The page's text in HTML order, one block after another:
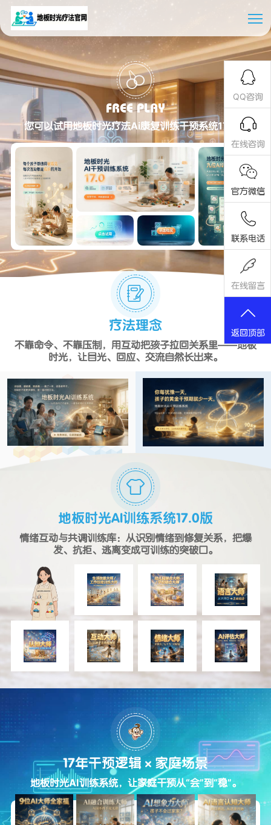
FREE PLAY
您可以试用地板时光疗法Ai康复训练干预系统17.0版
疗法理念
不靠命令、不靠压制，用互动把孩子拉回关系里——地板
时光，让目光、回应、交流自然长出来。
地板时光AI训练系统17.0版
情绪互动与共调训练库：从识别情绪到修复关系，把爆
发、抗拒、逃离变成可训练的突破口。
17年干预逻辑×家庭场景
地板时光AI训练系统，让家庭干预从“会”到“稳”。
QQ咨询
在线咨询
官方微信
联系电话
在线留言
返回顶部